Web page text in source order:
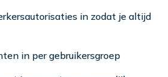
in zodat je altijd
in per gebruikersgroep